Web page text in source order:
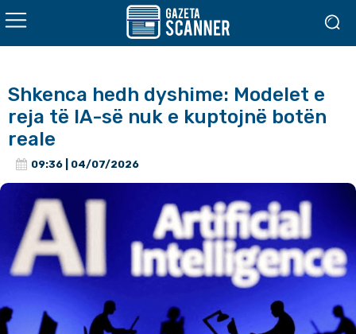
Shkenca hedh dyshime: Modelet e
reja të IA-së nuk e kuptojnë botën
reale
09:36 | 04/07/2026